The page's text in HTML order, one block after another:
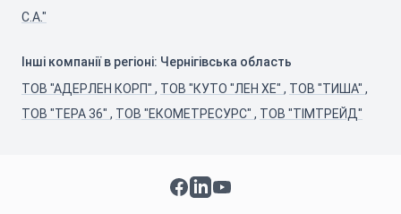
С.А."
Інші компанії в регіоні: Чернігівська область
ТОВ "АДЕРЛЕН КОРП" , ТОВ "КУТО "ЛЕН ХЕ" , ТОВ "ТИША" ,
ТОВ "ТЕРА 36" , ТОВ "ЕКОМЕТРЕСУРС" , ТОВ "ТІМТРЕЙД"
Facebook
LinkedInYouTube